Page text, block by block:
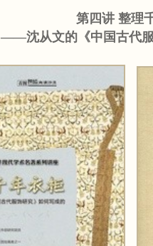
第四讲 整理
——沈从文的《中国古代